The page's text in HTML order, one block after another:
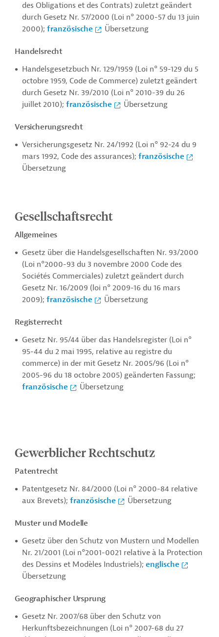
des Obligations et des Contrats) zuletzt geändert
durch Gesetz Nr. 57/2000 (Loi n° 2000-57 du 13 juin
2000); französische Übersetzung
Handelsrecht
Handelsgesetzbuch Nr. 129/1959 (Loi n° 59-129 du 5
octobre 1959, Code de Commerce) zuletzt geändert
durch Gesetz Nr. 39/2010 (Loi n° 2010-39 du 26
juillet 2010); französische Übersetzung
Versicherungsrecht
Versicherungsgesetz Nr. 24/1992 (Loi n° 92-24 du 9
mars 1992, Code des assurances); französische
Übersetzung
Gesellschaftsrecht
Allgemeines
Gesetz über die Handelsgesellschaften Nr. 93/2000
(Loi n°2000-93 du 3 novembre 2000 Code des
Sociétés Commerciales) zuletzt geändert durch
Gesetz Nr. 16/2009 (loi n° 2009-16 du 16 mars
2009); französische Übersetzung
Registerrecht
Gesetz Nr. 95/44 über das Handelsregister (Loi n°
95-44 du 2 mai 1995, relative au registre du
commerce) in der mit Gesetz Nr. 2005/96 (Loi n°
2005-96 du 18 octobre 2005) geänderten Fassung;
französische
Übersetzung
Gewerblicher Rechtschutz
Patentrecht
Patentgesetz Nr. 84/2000 (Loi n° 2000-84 relative
aux Brevets); französische Übersetzung
Muster und Modelle
Gesetz über den Schutz von Mustern und Modellen
Nr. 21/2001 (Loi n°2001-0021 relative à la Protection
des Dessins et Modèles Industriels); englische
Übersetzung
Geographischer Ursprung
Gesetz Nr. 2007/68 über den Schutz von
Herkunftsbezeichnungen (Loi n° 2007-68 du 27